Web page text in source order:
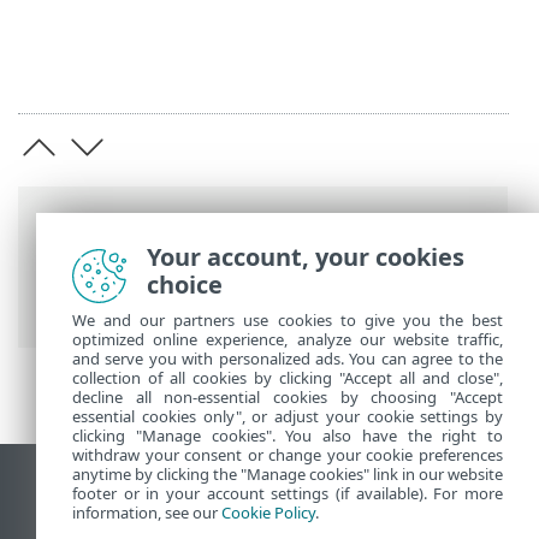
ESET Online Yardım ESET Glossary
Güvenlik Teknolojileri > VPN
Masaüstü sitesini görüntüle
End of Life
Your account, your cookies
choice
We and our partners use cookies to give you the best
optimized online experience, analyze our website traffic,
and serve you with personalized ads. You can agree to the
collection of all cookies by clicking "Accept all and close",
decline all non-essential cookies by choosing "Accept
essential cookies only", or adjust your cookie settings by
clicking "Manage cookies". You also have the right to
withdraw your consent or change your cookie preferences
anytime by clicking the "Manage cookies" link in our website
footer or in your account settings (if available). For more
information, see ourCookie Policy.